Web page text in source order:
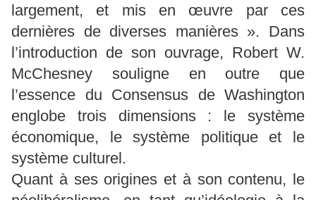
largement, et mis en œuvre par ces
dernières de diverses manières ». Dans
l’introduction de son ouvrage, Robert W.
McChesney souligne en outre que
l’essence du Consensus de Washington
englobe trois dimensions : le système
économique, le système politique et le
système culturel.
Quant à ses origines et à son contenu, le